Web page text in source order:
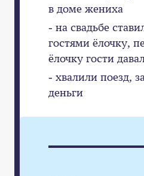
в доме жениха
- на свадьбе
гостями ёлочку,
ёлочку гости
- хвалили поезд,
деньги